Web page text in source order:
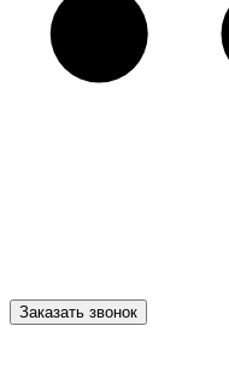
Заказать звонок